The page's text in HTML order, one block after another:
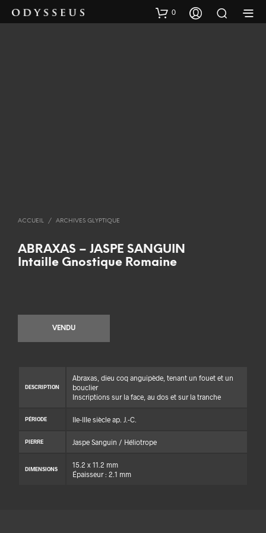
0
ACCUEIL / ARCHIVES GLYPTIQUE
ABRAXAS – JASPE SANGUIN
Intaille Gnostique Romaine
VENDU
DESCRIPTION
Abraxas, dieu coq anguipède, tenant un fouet et un
bouclier
Inscriptions sur la face, au dos et sur la tranche
PÉRIODE IIe-IIIe siècle ap. J.-C.
PIERRE Jaspe Sanguin / Héliotrope
DIMENSIONS
15.2 x 11.2 mm
Épaisseur : 2.1 mm